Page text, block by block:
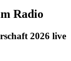
Radio
2026 live